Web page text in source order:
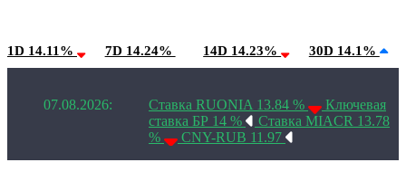
1D 14.11% 7D 14.24% 14D 14.23% 30D 14.1%
07.08.2026: Ставка RUONIA 13.84 %
Ключевая
ставка БР 14 %
Ставка MIACR 13.78
%
CNY-RUB 11.97